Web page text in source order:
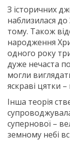
З історичних
наблизилася до
тому. Також
народження
одного року
дуже нечаста
могли
яскраві цятки
Інша теорія
супернової –
земному небі